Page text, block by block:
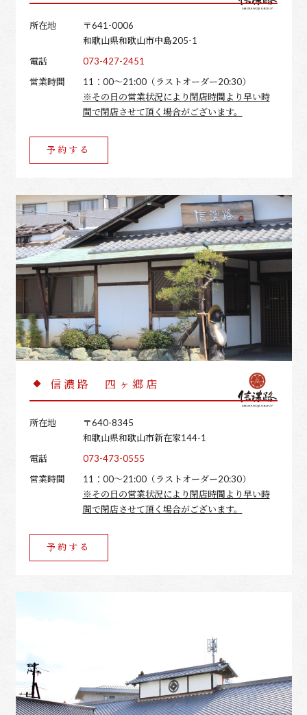
所在地
〒641-0006
和歌山県和歌山市中島205-1
電話
073-427-2451
営業時間
11：00～21:00（ラストオーダー20:30）
※その日の営業状況により閉店時間より早い時
間で閉店させて頂く場合がございます。
予約する
信濃路 四ヶ郷店
所在地
〒640-8345
和歌山県和歌山市新在家144-1
電話
073-473-0555
営業時間
11：00～21:00（ラストオーダー20:30）
※その日の営業状況により閉店時間より早い時
間で閉店させて頂く場合がございます。
予約する